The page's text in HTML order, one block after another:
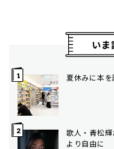
い
夏休みに本
歌人・青松
より自由に